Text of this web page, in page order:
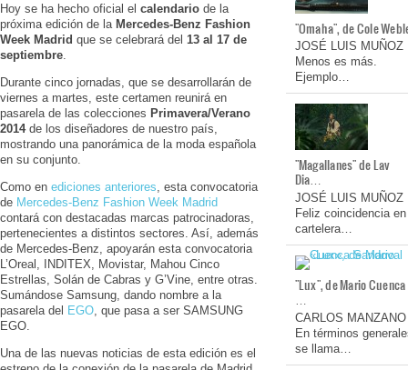
Hoy se ha hecho oficial el calendario de la
próxima edición de la Mercedes-Benz Fashion
Week Madrid que se celebrará del 13 al 17 de
septiembre
Durante cinco jornadas, que se desarrollarán de
viernes a martes, este certamen reunirá en
pasarela de las colecciones Primavera/Verano
2014de los diseñadores de nuestro país,
mostrando una panorámica de la moda española
en su conjunto.
Como en ediciones anteriores , esta convocatoria
de Mercedes-Benz Fashion Week Madrid
contará con destacadas marcas patrocinadoras,
pertenecientes a distintos sectores. Así, además
de Mercedes-Benz, apoyarán esta convocatoria
L’Oreal, INDITEX, Movistar, Mahou Cinco
Estrellas, Solán de Cabras y G’Vine, entre otras.
Sumándose Samsung, dando nombre a la
pasarela del EGO , que pasa a ser SAMSUNG
EGO.
Una de las nuevas noticias de esta edición es el
"Omaha", de Cole
JOSÉ LUIS MUÑOZ
Menos es más.
Ejemplo…
"Magallanes" de Lav
Dia…
JOSÉ LUIS MUÑOZ
Feliz coincidencia en
cartelera…
"Lux", de Mario Cuenca
…
CARLOS MANZANO
En términos
se llama…